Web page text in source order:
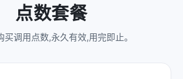
点数套餐
买调用点数,永久有效,用完即止。